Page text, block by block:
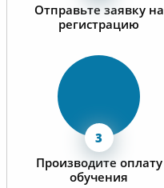
Отправьте заявку на
регистрацию
Производите оплату
обучения